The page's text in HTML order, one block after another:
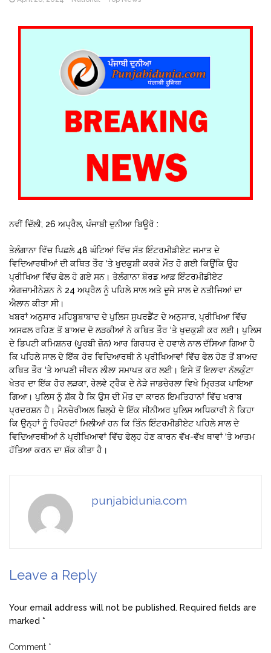
ਨਵੀਂ ਦਿੱਲੀ, 26 ਅਪ੍ਰੈਲ, ਪੰਜਾਬੀ ਦੁਨੀਆ ਬਿਊਰੋ :
ਤੇਲੰਗਾਨਾ ਵਿੱਚ ਪਿਛਲੇ 48 ਘੰਟਿਆਂ ਵਿੱਚ ਸੱਤ ਇੰਟਰਮੀਡੀਏਟ ਜਮਾਤ ਦੇ
ਵਿਦਿਆਰਥੀਆਂ ਦੀ ਕਥਿਤ ਤੌਰ ‘ਤੇ ਖੁਦਕੁਸ਼ੀ ਕਰਕੇ ਮੌਤ ਹੋ ਗਈ ਕਿਉਂਕਿ ਉਹ
ਪ੍ਰੀਖਿਆ ਵਿੱਚ ਫੇਲ ਹੋ ਗਏ ਸਨ। ਤੇਲੰਗਾਨਾ ਬੋਰਡ ਆਫ਼ ਇੰਟਰਮੀਡੀਏਟ
ਐਗਜ਼ਾਮੀਨੇਸ਼ਨ ਨੇ 24 ਅਪ੍ਰੈਲ ਨੂੰ ਪਹਿਲੇ ਸਾਲ ਅਤੇ ਦੂਜੇ ਸਾਲ ਦੇ ਨਤੀਜਿਆਂ ਦਾ
ਐਲਾਨ ਕੀਤਾ ਸੀ।
ਖਬਰਾਂ ਅਨੁਸਾਰ ਮਹਿਬੂਬਾਬਾਦ ਦੇ ਪੁਲਿਸ ਸੁਪਰਡੈਂਟ ਦੇ ਅਨੁਸਾਰ, ਪ੍ਰੀਖਿਆ ਵਿੱਚ
ਅਸਫਲ ਰਹਿਣ ਤੋਂ ਬਾਅਦ ਦੋ ਲੜਕੀਆਂ ਨੇ ਕਥਿਤ ਤੌਰ ‘ਤੇ ਖੁਦਕੁਸ਼ੀ ਕਰ ਲਈ। ਪੁਲਿਸ
ਦੇ ਡਿਪਟੀ ਕਮਿਸ਼ਨਰ (ਪੂਰਬੀ ਜ਼ੋਨ) ਆਰ ਗਿਰਧਰ ਦੇ ਹਵਾਲੇ ਨਾਲ ਦੱਸਿਆ ਗਿਆ ਹੈ
ਕਿ ਪਹਿਲੇ ਸਾਲ ਦੇ ਇੱਕ ਹੋਰ ਵਿਦਿਆਰਥੀ ਨੇ ਪ੍ਰੀਖਿਆਵਾਂ ਵਿੱਚ ਫੇਲ ਹੋਣ ਤੋਂ ਬਾਅਦ
ਕਥਿਤ ਤੌਰ ‘ਤੇ ਆਪਣੀ ਜੀਵਨ ਲੀਲਾ ਸਮਾਪਤ ਕਰ ਲਈ। ਇਸੇ ਤੋਂ ਇਲਾਵਾ ਨੱਲਕੁੰਟਾ
ਖੇਤਰ ਦਾ ਇੱਕ ਹੋਰ ਲੜਕਾ, ਰੇਲਵੇ ਟ੍ਰੈਕ ਦੇ ਨੇੜੇ ਜਾਡਚੇਰਲਾ ਵਿਖੇ ਮ੍ਰਿਤਕ ਪਾਇਆ
ਗਿਆ। ਪੁਲਿਸ ਨੂੰ ਸ਼ੱਕ ਹੈ ਕਿ ਉਸ ਦੀ ਮੌਤ ਦਾ ਕਾਰਨ ਇਮਤਿਹਾਨਾਂ ਵਿੱਚ ਖਰਾਬ
ਪ੍ਰਦਰਸ਼ਨ ਹੈ। ਮੈਨਚੇਰੀਅਲ ਜ਼ਿਲ੍ਹੇ ਦੇ ਇੱਕ ਸੀਨੀਅਰ ਪੁਲਿਸ ਅਧਿਕਾਰੀ ਨੇ ਕਿਹਾ
ਕਿ ਉਨ੍ਹਾਂ ਨੂੰ ਰਿਪੋਰਟਾਂ ਮਿਲੀਆਂ ਹਨ ਕਿ ਤਿੰਨ ਇੰਟਰਮੀਡੀਏਟ ਪਹਿਲੇ ਸਾਲ ਦੇ
ਵਿਦਿਆਰਥੀਆਂ ਨੇ ਪ੍ਰੀਖਿਆਵਾਂ ਵਿੱਚ ਫੇਲ੍ਹ ਹੋਣ ਕਾਰਨ ਵੱਖ-ਵੱਖ ਥਾਵਾਂ ‘ਤੇ ਆਤਮ
ਹੱਤਿਆ ਕਰਨ ਦਾ ਸ਼ੱਕ ਕੀਤਾ ਹੈ।
punjabidunia.com
Leave a Reply
Your email address will not be published. Required fields are
marked *
Comment *